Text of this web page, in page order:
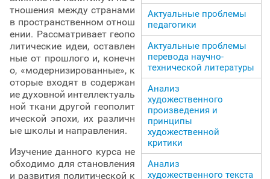
тношения между странами
в пространственном отнош
ении. Рассматривает геопо
литические идеи, оставлен
ные от прошлого и, конечн
о, «модернизированные», к
оторые входят в содержан
ие духовной интеллектуаль
ной ткани другой геополит
ической эпохи, их различн
ые школы и направления.
Изучение данного курса не
обходимо для становления
и развития политической к
Актуальные проблемы
педагогики
Актуальные проблемы
перевода научно-
технической литературы
Анализ
художественного
произведения и
принципы
художественной
критики
Анализ
художественного текста